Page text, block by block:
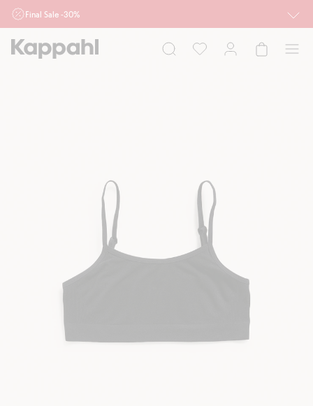
Final Sale -30%
działu outlet do 10.8 w sklepach Kappahl i Newbie oraz na kappahl.com. Ofert
nie łączymy